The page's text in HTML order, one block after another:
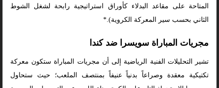
المتاحة على مقاعد البدلاء كأوراق استراتيجية رابحة لشغل الشوط
الثاني بحسب سير المعركة الكروية).*
مجريات المباراة سويسرا ضد كندا
تشير التحليلات الفنية الرياضية إلى أن مجريات المباراة ستكون معركة
تكتيكية معقدة وصراعاً بدنياً عنيفاً بمنتصف الملعب؛ حيث ستحاول